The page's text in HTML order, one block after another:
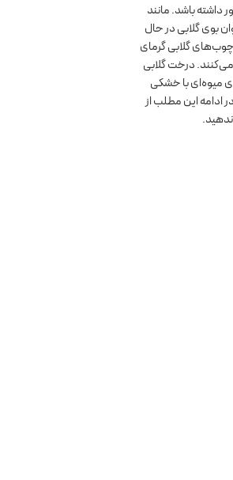
داشته باشد. مانند
بوی گلابی در حال
گلابی گرمای
درخت گلابی
میوه‌ای با خشکی
ادامه این مطلب از